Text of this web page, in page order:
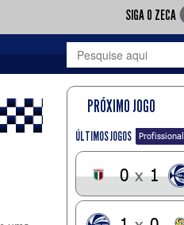
SIGA O ZECA
PRÓXIMO JOGO
ÚLTIMOS JOGOS Profissional
0 x 1